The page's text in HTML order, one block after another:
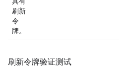
刷新
令
牌。
刷新令牌验证测试